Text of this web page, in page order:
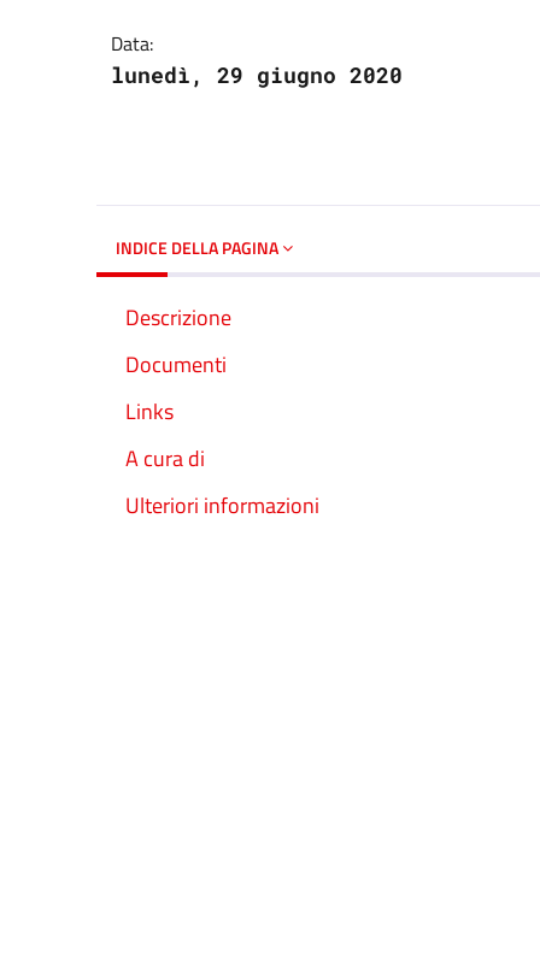
Data:
lunedì, 29 giugno 2020
INDICE DELLA PAGINA
Descrizione
Documenti
Links
A cura di
Ulteriori informazioni